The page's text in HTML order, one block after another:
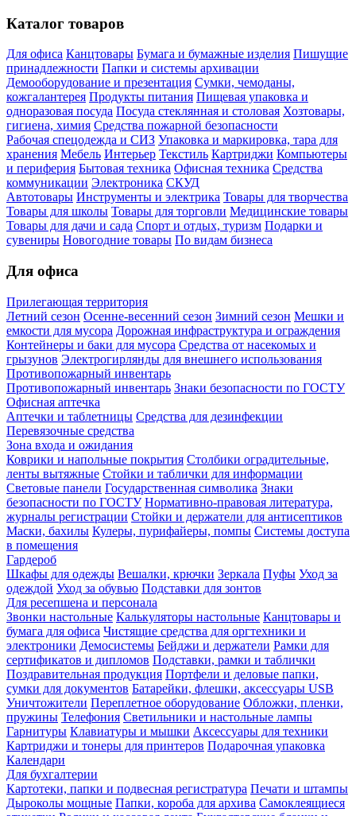
Каталог товаров
Для офиса Канцтовары Бумага и бумажные изделия Пишущие
принадлежности Папки и системы архивации
Демооборудование и презентация Сумки, чемоданы,
кожгалантерея Продукты питания Пищевая упаковка и
одноразовая посуда Посуда стеклянная и столовая Хозтовары,
гигиена, химия Средства пожарной безопасности
Рабочая спецодежда и СИЗ Упаковка и маркировка, тара для
хранения Мебель Интерьер Текстиль Картриджи Компьютеры
и периферия Бытовая техника Офисная техника Средства
коммуникации Электроника СКУД
Автотовары Инструменты и электрика Товары для творчества
Товары для школы Товары для торговли Медицинские товары
Товары для дачи и сада Спорт и отдых, туризм Подарки и
сувениры Новогодние товары По видам бизнеса
Для офиса
Прилегающая территория
Летний сезон Осенне-весенний сезон Зимний сезон Мешки и
емкости для мусора Дорожная инфраструктура и ограждения
Контейнеры и баки для мусора Средства от насекомых и
грызунов Электрогирлянды для внешнего использования
Противопожарный инвентарь
Противопожарный инвентарь Знаки безопасности по ГОСТУ
Офисная аптечка
Аптечки и таблетницы Средства для дезинфекции
Перевязочные средства
Зона входа и ожидания
Коврики и напольные покрытия Столбики оградительные,
ленты вытяжные Стойки и таблички для информации
Световые панели Государственная символика Знаки
безопасности по ГОСТУ Нормативно-правовая литература,
журналы регистрации Стойки и держатели для антисептиков
Маски, бахилы Кулеры, пурифайеры, помпы Системы доступа
в помещения
Гардероб
Шкафы для одежды Вешалки, крючки Зеркала Пуфы Уход за
одеждой Уход за обувью Подставки для зонтов
Для ресепшена и персонала
Звонки настольные Калькуляторы настольные Канцтовары и
бумага для офиса Чистящие средства для оргтехники и
электроники Демосистемы Бейджи и держатели Рамки для
сертификатов и дипломов Подставки, рамки и таблички
Поздравительная продукция Портфели и деловые папки,
сумки для документов Батарейки, флешки, аксессуары USB
Уничтожители Переплетное оборудование Обложки, пленки,
пружины Телефония Светильники и настольные лампы
Гарнитуры Клавиатуры и мышки Аксессуары для техники
Картриджи и тонеры для принтеров Подарочная упаковка
Календари
Для бухгалтерии
Картотеки, папки и подвесная регистратура Печати и штампы
Дыроколы мощные Папки, короба для архива Самоклеящиеся